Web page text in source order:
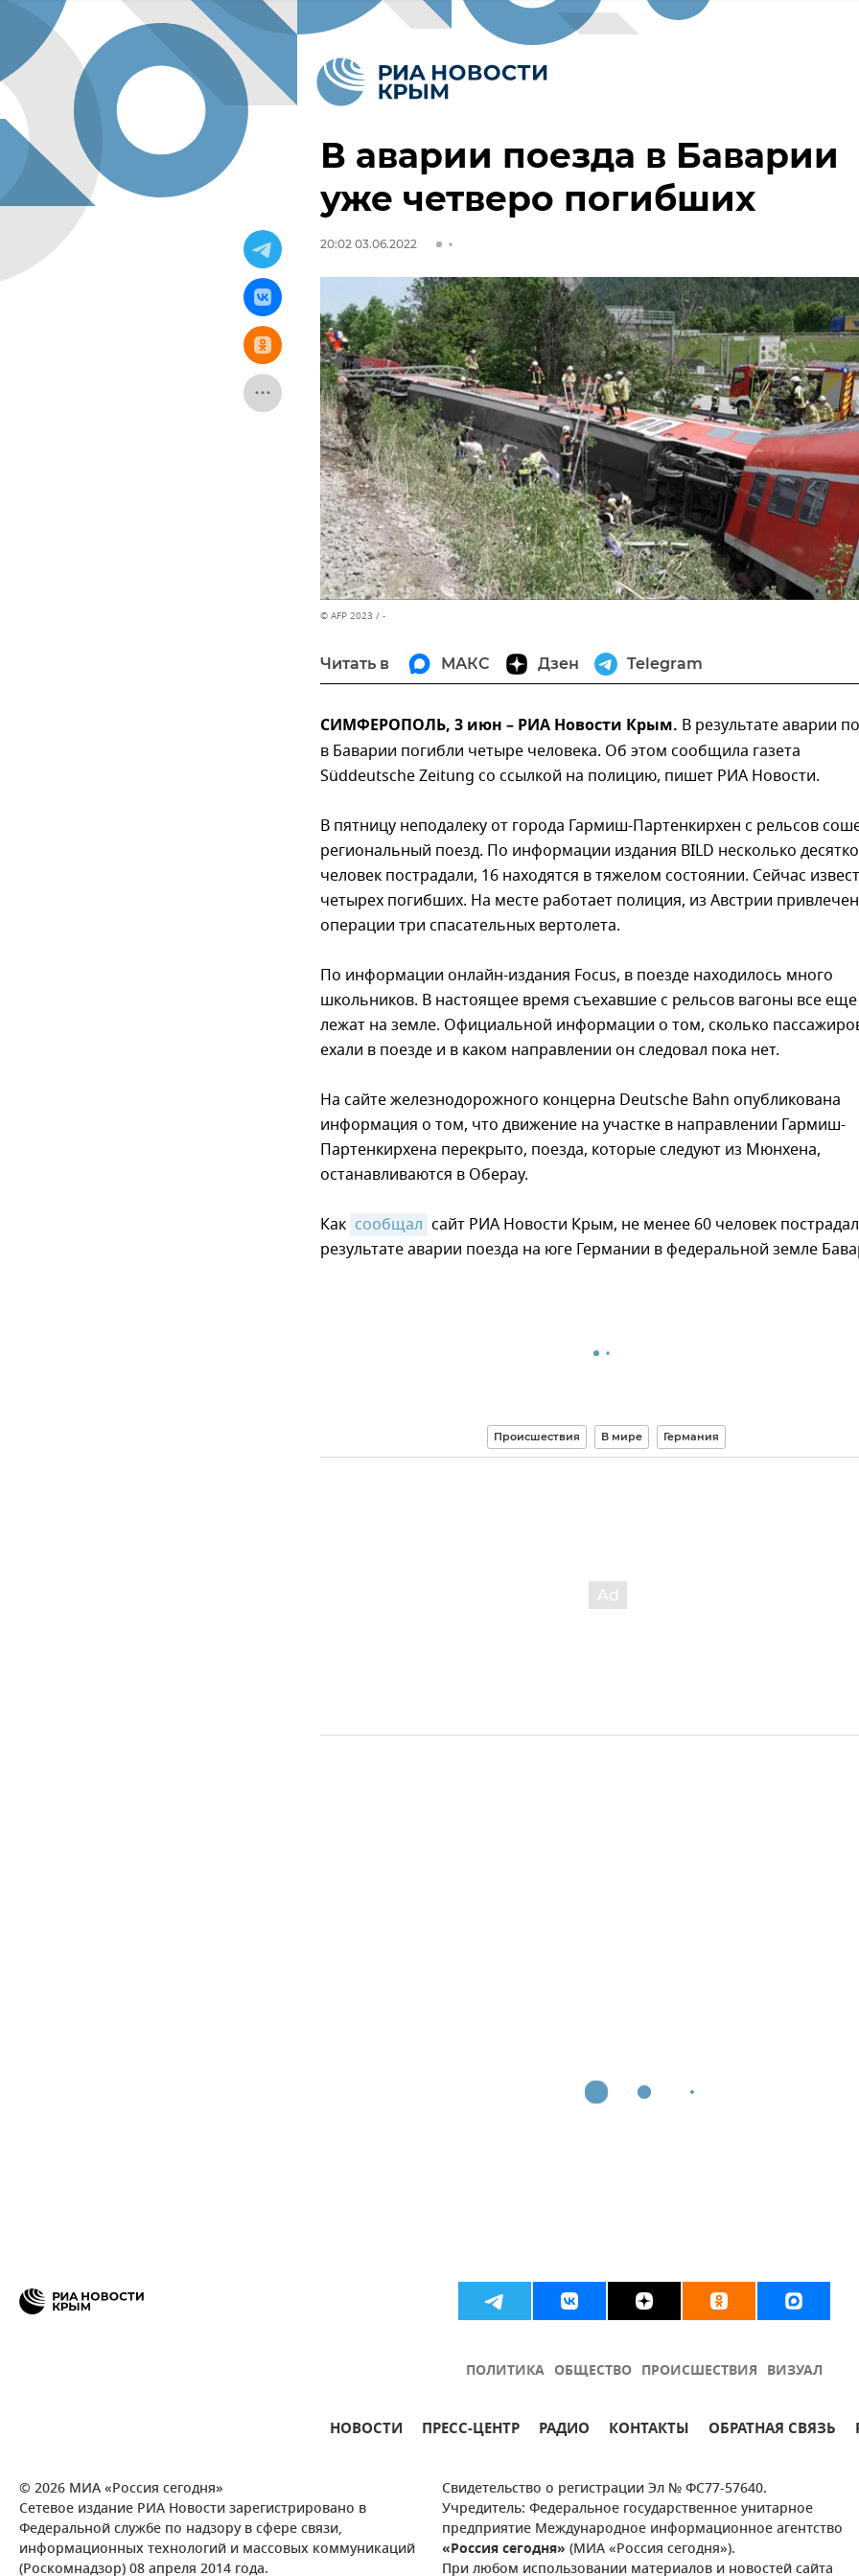
В аварии поезда в Баварии
уже четверо погибших
20:02 03.06.2022
© AFP 2023 / -
Читать в МАКС Дзен Telegram
СИМФЕРОПОЛЬ, 3 июн – РИА Новости Крым. В результате аварии
в Баварии погибли четыре человека. Об этом сообщила газета
Süddeutsche Zeitung со ссылкой на полицию, пишет РИА Новости.
В пятницу неподалеку от города Гармиш-Партенкирхен с рельсов
региональный поезд. По информации издания BILD несколько
человек пострадали, 16 находятся в тяжелом состоянии. Сейчас
четырех погибших. На месте работает полиция, из Австрии
операции три спасательных вертолета.
По информации онлайн-издания Focus, в поезде находилось много
школьников. В настоящее время съехавшие с рельсов вагоны все еще
лежат на земле. Официальной информации о том, сколько
ехали в поезде и в каком направлении он следовал пока нет.
На сайте железнодорожного концерна Deutsche Bahn опубликована
информация о том, что движение на участке в направлении Гармиш-
Партенкирхена перекрыто, поезда, которые следуют из Мюнхена,
останавливаются в Оберау.
Как сообщал сайт РИА Новости Крым, не менее 60 человек
результате аварии поезда на юге Германии в федеральной земле
Происшествия В мире Германия
ПОЛИТИКА ОБЩЕСТВО ПРОИСШЕСТВИЯ ВИЗУАЛ
НОВОСТИ ПРЕСС-ЦЕНТР РАДИО КОНТАКТЫ ОБРАТНАЯ СВЯЗЬ
© 2026 МИА «Россия сегодня»
Сетевое издание РИА Новости зарегистрировано в
Федеральной службе по надзору в сфере связи,
информационных технологий и массовых коммуникаций
(Роскомнадзор) 08 апреля 2014 года.
Свидетельство о регистрации Эл № ФС77-57640.
Учредитель: Федеральное государственное унитарное
предприятие Международное информационное агентство
«Россия сегодня» (МИА «Россия сегодня»).
При любом использовании материалов и новостей сайта